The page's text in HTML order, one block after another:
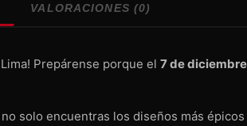
VALORACIONES (0)
Prepárense porque el 7 de
no solo encuentras los diseños más